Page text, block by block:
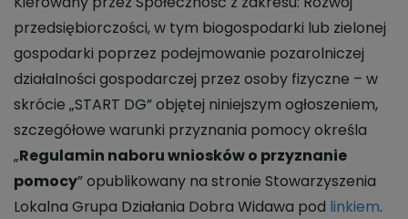
przedsiębiorczości, w tym biogospodarki lub zielonej
gospodarki poprzez podejmowanie pozarolniczej
działalności gospodarczej przez osoby fizyczne – w
skrócie „START DG” objętej niniejszym ogłoszeniem,
szczegółowe warunki przyznania pomocy określa
„Regulamin naboru wniosków o przyznanie
pomocy” opublikowany na stronie Stowarzyszenia
Lokalna Grupa Działania Dobra Widawa pod linkiem.